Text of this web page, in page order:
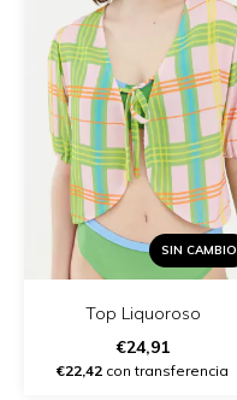
SIN CAMBIO
Top Liquoroso
€24,91
€22,42 con transferencia